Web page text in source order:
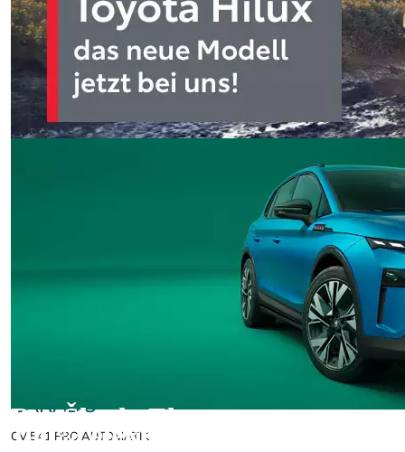
Der Škoda Elroq.
100% elektrisch.
67.990 €
57.134 € (netto)
Details
zum Vergleich hinzufügen
CARADO
T 447 Edition AUTOMATIK OHNE Hubbett
Teilintegrierter10 kmDiesel
Diesel
Stoßfänger in Wagenfarbe, Artense Grey
CARADO
CV 541 PRO AUTOMATIK